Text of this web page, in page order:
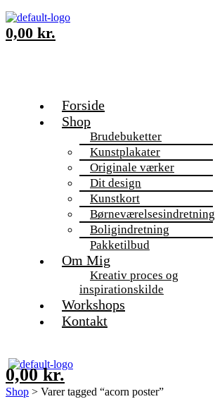
0,00 kr.
Forside
Shop
Brudebuketter
Kunstplakater
Originale værker
Dit design
Kunstkort
Børneværelsesindretning
Boligindretning
Pakketilbud
Om Mig
Kreativ proces og
inspirationskilde
Workshops
Kontakt
0,00kr.
Shop > Varer tagged “acorn poster”